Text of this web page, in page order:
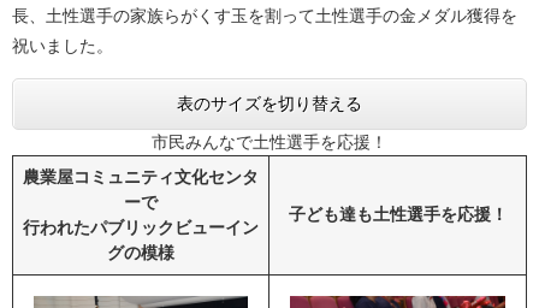
長、土性選手の家族らがくす玉を割って土性選手の金メダル獲得を
祝いました。
表のサイズを切り替える
市民みんなで土性選手を応援！
農業屋コミュニティ文化センタ
ーで
行われたパブリックビューイン
グの模様
子ども達も土性選手を応援！